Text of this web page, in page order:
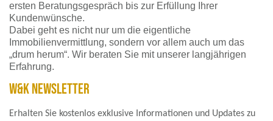
ersten Beratungsgespräch bis zur Erfüllung Ihrer
Kundenwünsche.
Dabei geht es nicht nur um die eigentliche
Immobilienvermittlung, sondern vor allem auch um das
„drum herum“. Wir beraten Sie mit unserer langjährigen
Erfahrung.
W&K NEWSLETTER
Erhalten Sie kostenlos exklusive Informationen und Updates zu